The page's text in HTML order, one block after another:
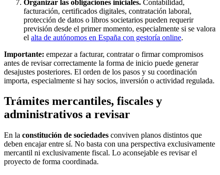
Organizar las obligaciones iniciales. Contabilidad,
facturación, certificados digitales, contratación laboral,
protección de datos o libros societarios pueden requerir
previsión desde el primer momento, especialmente si se valora
el alta de autónomos en España con gestoría online.
Importante: empezar a facturar, contratar o firmar compromisos
antes de revisar correctamente la forma de inicio puede generar
desajustes posteriores. El orden de los pasos y su coordinación
importa, especialmente si hay socios, inversión o actividad regulada.
Trámites mercantiles, fiscales y
administrativos a revisar
En la constitución de sociedades conviven planos distintos que
deben encajar entre sí. No basta con una perspectiva exclusivamente
mercantil ni exclusivamente fiscal. Lo aconsejable es revisar el
proyecto de forma coordinada.